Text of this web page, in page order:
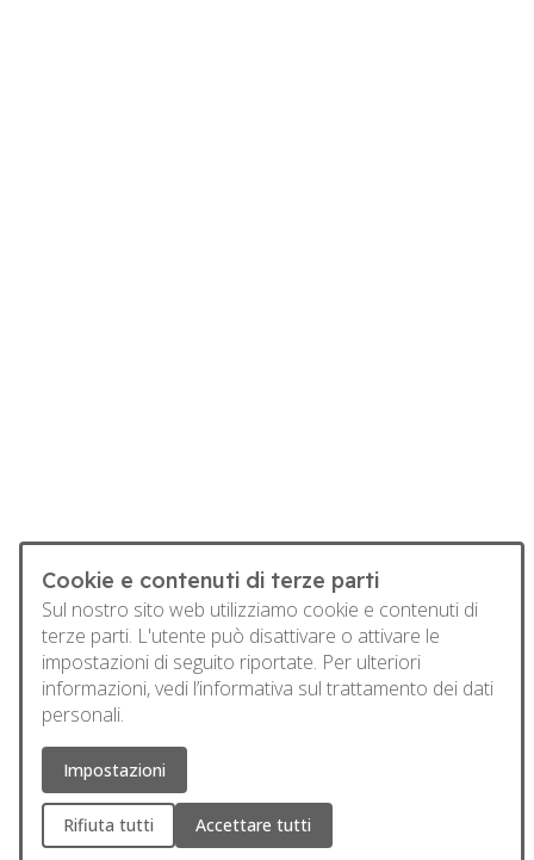
Cookie e contenuti di terze parti
Sul nostro sito web utilizziamo cookie e contenuti di
terze parti. L'utente può disattivare o attivare le
impostazioni di seguito riportate. Per ulteriori
informazioni, vedi l’informativa sul trattamento dei dati
personali.
Impostazioni
Rifiuta tutti Accettare tutti